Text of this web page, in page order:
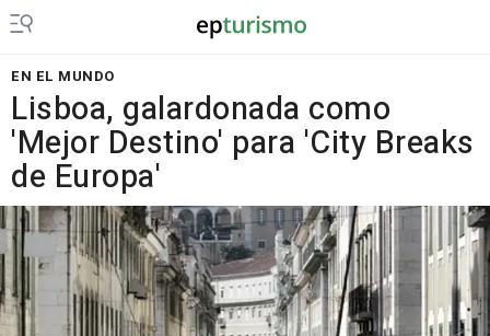
EN EL MUNDO
Lisboa, galardonada como
'Mejor Destino' para 'City Breaks
de Europa'